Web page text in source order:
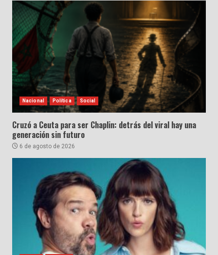
Nacional Política Social
Cruzó a Ceuta para ser Chaplin: detrás del viral hay una
generación sin futuro
6 de agosto de 2026